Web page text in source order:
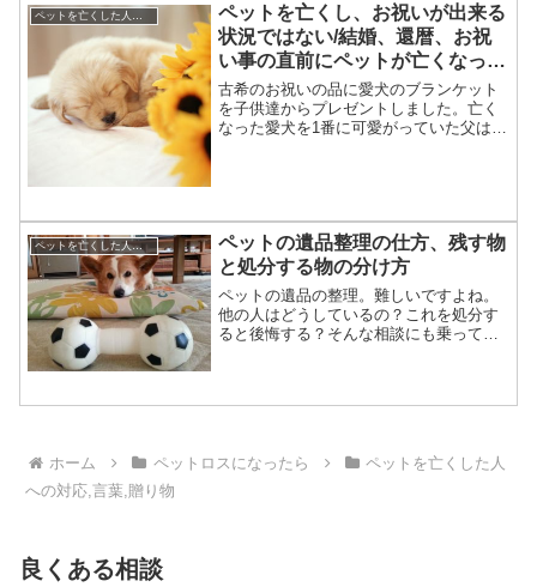
ペットを亡くし、お祝いが出来る
状況ではない/結婚、還暦、お祝
い事の直前にペットが亡くなった
時の対応
古希のお祝いの品に愛犬のブランケット
を子供達からプレゼントしました。亡く
なった愛犬を1番に可愛がっていた父はブ
ペットを亡くした人への対応,言葉,贈り物
ペットの遺品整理の仕方、残す物
と処分する物の分け方
ペットの遺品の整理。難しいですよね。
他の人はどうしているの？これを処分す
ると後悔する？そんな相談にも乗ってい
るご相談にお応えするのが...
ホーム ペットロスになったら
ペットを亡くした人
への対応,言葉,贈り物
良くある相談